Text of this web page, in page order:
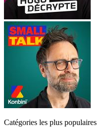
Catégories les plus populaires